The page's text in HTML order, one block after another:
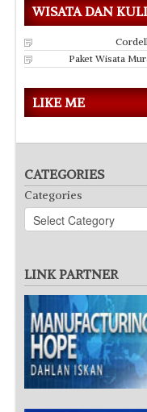
WISATA DAN
Paket Wisata
LIKE ME
CATEGORIES
Categories
LINK PARTNER